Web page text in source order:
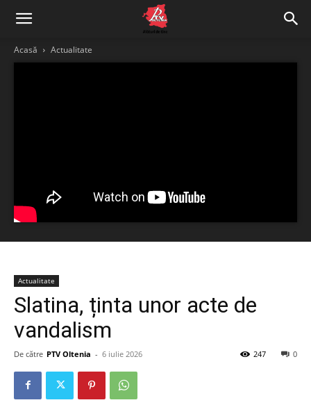
Acasă Actualitate
Actualitate
Slatina, ținta unor acte de
vandalism
De către PTV Oltenia - 6 iulie 2026 0
247